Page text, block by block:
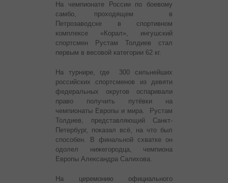
На чемпионате России по боевому
самбо, проходящем в
Петрозаводске в спортивном
комплексе «Корал», ингушский
спортсмен Рустам Толдиев стал
первым в весовой категории 62 кг.
На турнире, где 300 сильнейших
российских спортсменов из девяти
федеральных округов оспаривали
право получить путёвки на
чемпионаты Европы и мира. Рустам
Толдиев, представляющий Санкт-
Петербург, показал всё, на что был
способен. В финальной схватке он
одолел нижегородца, чемпиона
Европы Александра Салихова.
На церемонию официального